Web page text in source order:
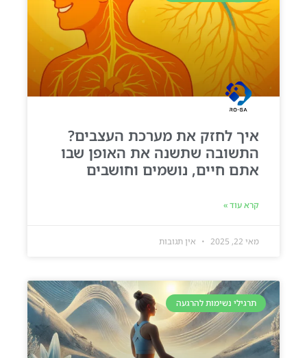
איך לחזק את מערכת העצבים?
התשובה שתשנה את האופן שבו
אתם חיים, נושמים וחושבים
קרא עוד »
מאי 22, 2025 אין תגובות
תרגילי נשימות להרגעה